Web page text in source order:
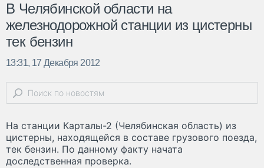
В Челябинской области на
железнодорожной станции из цистерны
тек бензин
13:31, 17 Декабря 2012
На станции Карталы-2 (Челябинская область) из
цистерны, находящейся в составе грузового поезда,
тек бензин. По данному факту начата
доследственная проверка.